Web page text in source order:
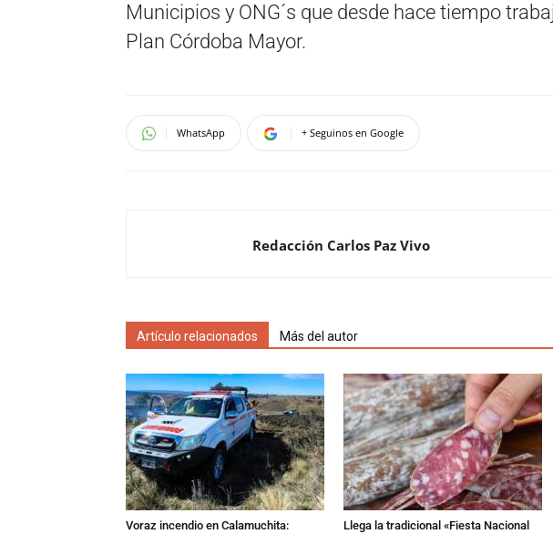
Municipios y ONG´s que desde hace tiempo
Plan Córdoba Mayor.
WhatsApp + Seguinos en Google
Redacción Carlos Paz Vivo
Artículo relacionados Más del autor
Voraz incendio en Calamuchita:
Llega la tradicional «Fiesta Nacional